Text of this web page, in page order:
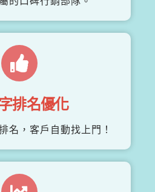
排名優化
名，客戶自動找上門！